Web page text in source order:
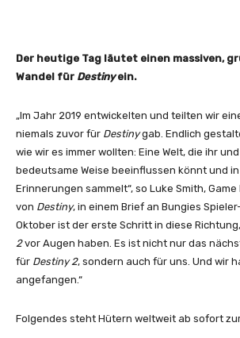
Der heutige Tag läutet einen massiven,
Wandel für Destinyein.
„Im Jahr 2019 entwickelten und teilten wir
niemals zuvor für Destinygab. Endlich
wie wir es immer wollten: Eine Welt, die ihr
bedeutsame Weise beeinflussen könnt und
Erinnerungen sammelt“, so Luke Smith,
von Destiny, in einem Brief an Bungies Spieler-
Oktober ist der erste Schritt in diese
2vor Augen haben. Es ist nicht nur das
für Destiny 2, sondern auch für uns. Und wir
angefangen.“
Folgendes steht Hütern weltweit ab sofort